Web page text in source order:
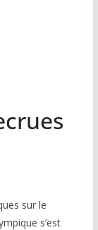
sur le
s’est